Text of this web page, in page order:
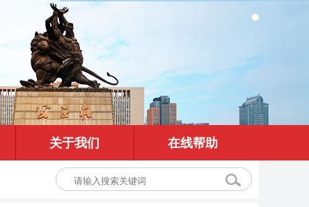
关于我们 在线帮助